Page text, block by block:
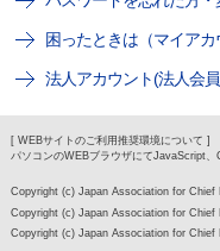
困ったときは（マイアカ
法人アカウント(法人会
[ WEBサイトのご利用推奨環境について ]
パソコンのWEBブラウザにてJavaScript、
Copyright (c) Japan Association for
Copyright (c) Japan Association for
Copyright (c) Japan Association for Chief